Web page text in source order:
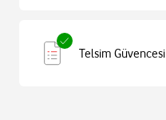
Telsim Güvencesi